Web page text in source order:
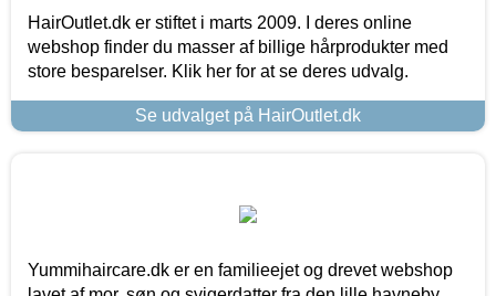
HairOutlet.dk er stiftet i marts 2009. I deres online
webshop finder du masser af billige hårprodukter med
store besparelser. Klik her for at se deres udvalg.
Se udvalget på HairOutlet.dk
Yummihaircare.dk er en familieejet og drevet webshop